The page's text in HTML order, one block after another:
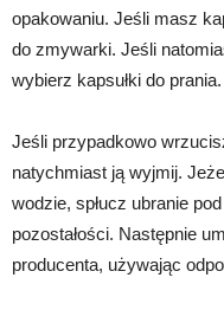
opakowaniu. Jeśli masz
do zmywarki. Jeśli
wybierz kapsułki do prania.
Jeśli przypadkowo
natychmiast ją wyjmij.
wodzie, spłucz ubranie
pozostałości. Następnie
producenta, używając